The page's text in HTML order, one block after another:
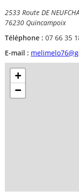
2533 Route DE
76230 Quincampoix
Téléphone : 07 66 35
E-mail :
+
−